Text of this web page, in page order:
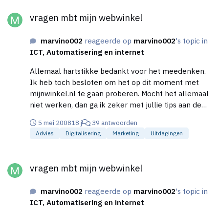
vragen mbt mijn webwinkel
marvino002 reageerde op marvino002's topic in
ICT, Automatisering en internet
Allemaal hartstikke bedankt voor het meedenken.
Ik heb toch besloten om het op dit moment met
mijnwinkel.nl te gaan proberen. Mocht het allemaal
niet werken, dan ga ik zeker met jullie tips aan de
betaald.
5 mei 200818 j 39 antwoorden
Advies Digitalisering Marketing Uitdagingen
vragen mbt mijn webwinkel
marvino002 reageerde op marvino002's topic in
ICT, Automatisering en internet